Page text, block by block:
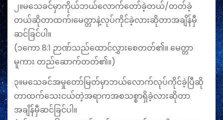
၂။မသေခင်မှာကိုယ်ဘယ်လောက်တော်ခဲ့တယ်/တတ်ခဲ့
တယ်ဆိုတာထက်၊မေတ္တာနဲ့လုပ်ကိုင်ခဲ့လားဆိုတာအချိန်မှီ
ဆင်ခြင်ပါ။
(၁ကော 8:1 ဉာဏ်သည်ထောင်လွှားစေတတ်၏။ မေတ္တာ
မူကား တည်ဆောက်တတ်၏။)
၃။မသေခင်အမှုတော်မြတ်မှာဘယ်လောက်လုပ်ကိုင်ခဲ့ပြီဆို
တာထက်‌သေးငယ်တဲ့အရာကအစသစ္စာရှိခဲ့လားဆိုတာ
အချိန်မှီဆင်ခြင်ပါ။